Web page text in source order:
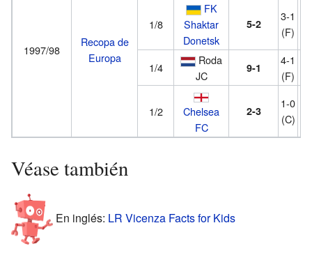
1997/98
Recopa de
Europa
1/8
FK
Shaktar
Donetsk
5-2
3-1
(F)
1/4
Roda
JC
9-1
4-1
(F)
1/2
Chelsea
FC
2-3
1-0
(C)
Véase también
En inglés: LR Vicenza Facts for Kids